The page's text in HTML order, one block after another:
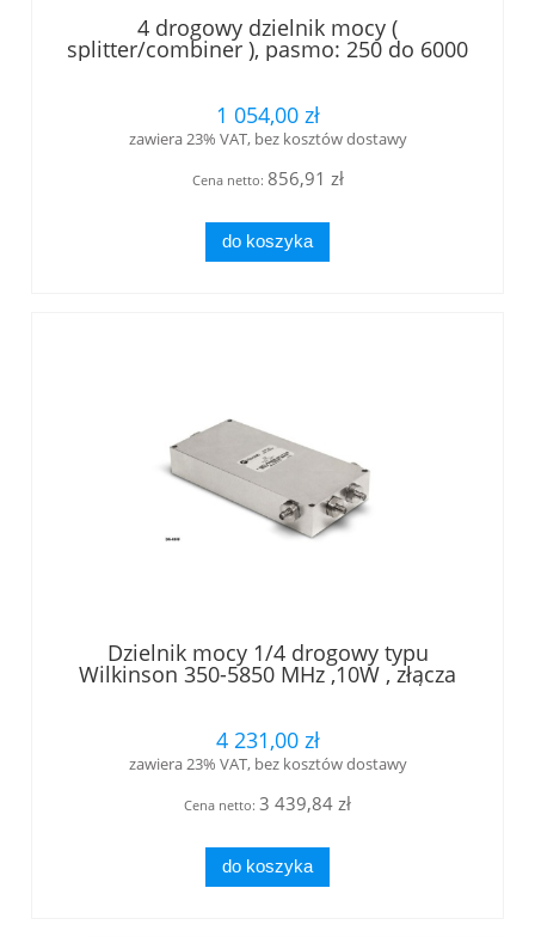
4 drogowy dzielnik mocy (
splitter/combiner ), pasmo: 250 do 6000
MHz , złącza SMA-f, 30W
1 054,00 zł
zawiera 23% VAT, bez kosztów dostawy
Cena netto: 856,91 zł
do koszyka
Dzielnik mocy 1/4 drogowy typu
Wilkinson 350-5850 MHz ,10W , złącza
4 231,00 zł
zawiera 23% VAT, bez kosztów dostawy
Cena netto: 3 439,84 zł
do koszyka